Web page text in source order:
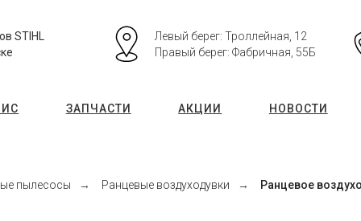
STIHL
Левый берег: Троллейная, 12
Правый берег: Фабричная, 55Б
ЗАПЧАСТИ АКЦИИ НОВОСТИ
пылесосы → Ранцевые воздуходувки → Ранцевое